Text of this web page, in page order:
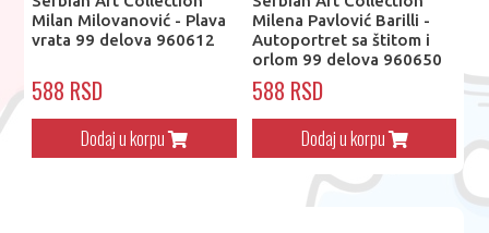
Milan Milovanović - Plava
vrata 99 delova 960612
588 RSD
Dodaj u korpu
Milena Pavlović Barilli -
Autoportret sa štitom i
orlom 99 delova 960650
588 RSD
Dodaj u korpu